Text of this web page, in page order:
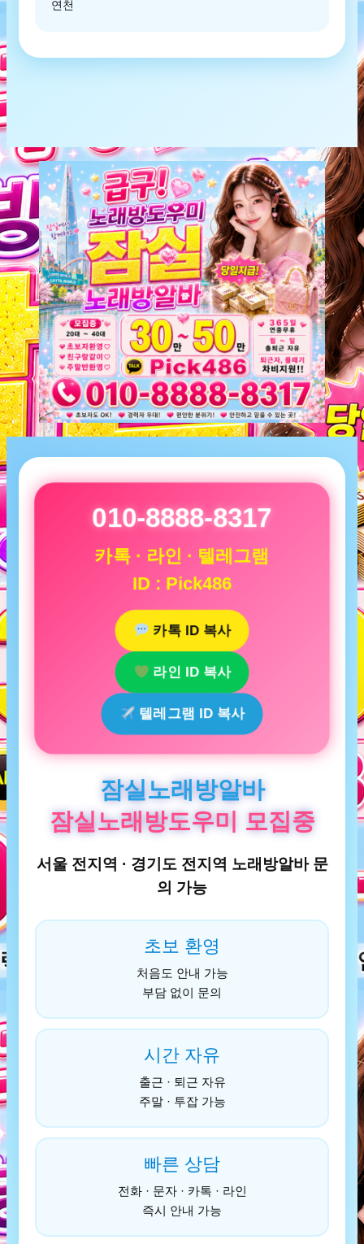
연천
010-8888-8317
카톡 · 라인 · 텔레그램
ID : Pick486
카톡 ID 복사
라인 ID 복사
텔레그램 ID 복사
잠실노래방알바
잠실노래방도우미 모집중
서울 전지역 · 경기도 전지역 노래방알바 문
의 가능
초보 환영
처음도 안내 가능
부담 없이 문의
시간 자유
출근 · 퇴근 자유
주말 · 투잡 가능
빠른 상담
전화 · 문자 · 카톡 · 라인
즉시 안내 가능